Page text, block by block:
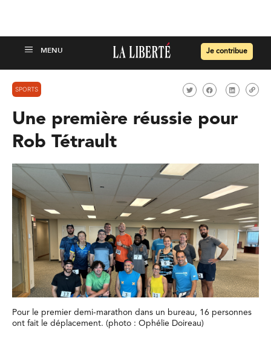
Je contribue
SPORTS
Une première réussie pour
Rob Tétrault
Pour le premier demi-marathon dans un bureau, 16 personnes
ont fait le déplacement. (photo : Ophélie Doireau)